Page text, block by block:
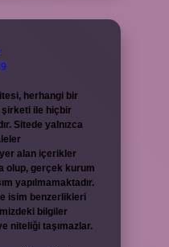
herhangi bir
şirketi ile hiçbir
Sitede yalnızca
alan içerikler
olup, gerçek kurum
yapılmamaktadır.
isim benzerlikleri
bilgiler
niteliği taşımazlar.